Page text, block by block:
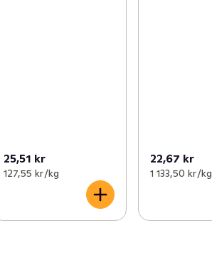
25,51 kr
127,55 kr /kg
22,67 kr
1 133,50 kr /kg